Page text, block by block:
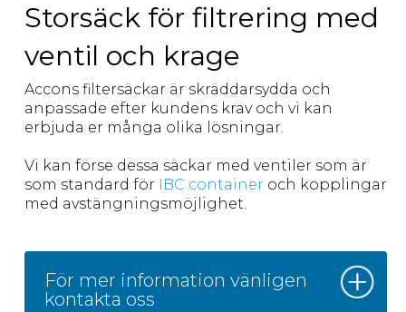
Storsäck för filtrering med
ventil och krage
Accons filtersäckar är skräddarsydda och
anpassade efter kundens krav och vi kan
erbjuda er många olika lösningar.
Vi kan förse dessa säckar med ventiler som är
som standard för
IBC container och kopplingar
med avstängningsmöjlighet.
För mer information vänligen
kontakta oss